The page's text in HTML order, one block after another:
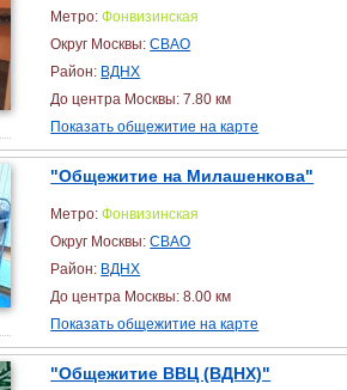
Метро:Фонвизинская
Округ Москвы:СВАО
Район: ВДНХ
До центра Москвы: 7.80 км
Показать общежитие на карте
"Общежитие на Милашенкова"
Метро:Фонвизинская
Округ Москвы:СВАО
Район: ВДНХ
До центра Москвы: 8.00 км
Показать общежитие на карте
"Общежитие ВВЦ (ВДНХ)"